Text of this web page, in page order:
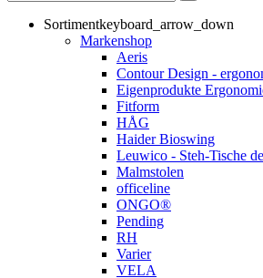
Sortimentkeyboard_arrow_down
Markenshop
Aeris
Contour Design -
Eigenprodukte
Fitform
HÅG
Haider Bioswing
Leuwico - Steh-Tische
Malmstolen
officeline
ONGO®
Pending
RH
Varier
VELA